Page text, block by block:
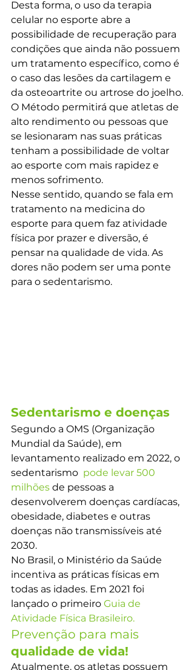
Desta forma, o uso da terapia
celular no esporte abre a
possibilidade de recuperação para
condições que ainda não possuem
um tratamento específico, como é
o caso das lesões da cartilagem e
da osteoartrite ou artrose do joelho.
O Método permitirá que atletas de
alto rendimento ou pessoas que
se lesionaram nas suas práticas
tenham a possibilidade de voltar
ao esporte com mais rapidez e
menos sofrimento.
Nesse sentido, quando se fala em
tratamento na medicina do
esporte para quem faz atividade
física por prazer e diversão, é
pensar na qualidade de vida. As
dores não podem ser uma ponte
para o sedentarismo.
Sedentarismo e doenças
Segundo a OMS (Organização
Mundial da Saúde), em
levantamento realizado em 2022, o
sedentarismo pode levar 500
milhões de pessoas a
desenvolverem doenças cardíacas,
obesidade, diabetes e outras
doenças não transmissíveis até
2030.
No Brasil, o Ministério da Saúde
incentiva as práticas físicas em
todas as idades. Em 2021 foi
lançado o primeiro Guia de
Atividade Física Brasileiro.
Prevenção para mais
qualidade de vida!
Atualmente, os atletas possuem